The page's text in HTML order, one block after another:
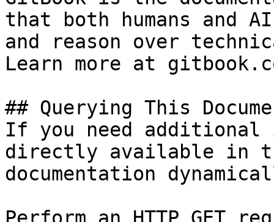
that both humans and
and reason over
Learn more at
## Querying This
If you need
directly available in
documentation